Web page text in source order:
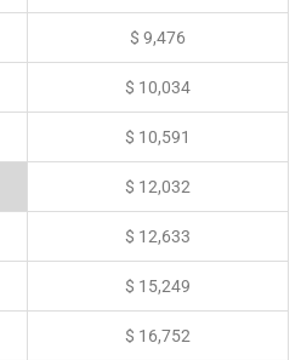
$ 9,476
$ 10,034
$ 10,591
$ 12,032
$ 12,633
$ 15,249
$ 16,752